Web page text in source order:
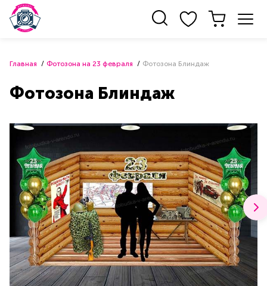
Главная Фотозона на 23 февраля Фотозона Блиндаж
Фотозона Блиндаж